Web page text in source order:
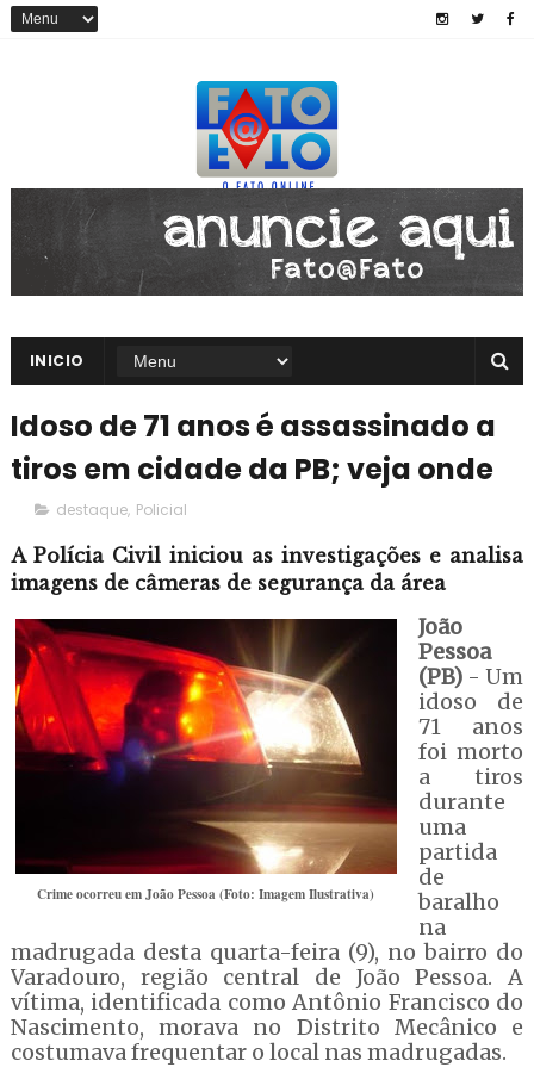
INICIO
Idoso de 71 anos é assassinado a
tiros em cidade da PB; veja onde
destaque, Policial
A Polícia Civil iniciou as investigações e analisa
imagens de câmeras de segurança da área
Crime ocorreu em João Pessoa (Foto: Imagem Ilustrativa)
João
Pessoa
(PB)- Um
idoso de
71 anos
foi morto
a tiros
durante
uma
partida
de
baralho
na
madrugada desta quarta-feira (9), no bairro do
Varadouro, região central de João Pessoa. A
vítima, identificada como Antônio Francisco do
Nascimento, morava no Distrito Mecânico e
costumava frequentar o local nas madrugadas.